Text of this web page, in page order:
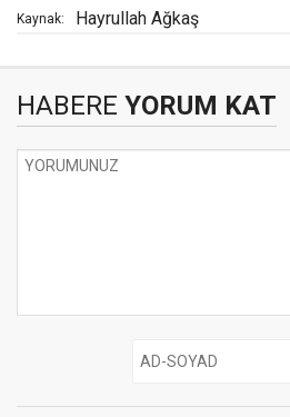
Kaynak: Hayrullah Ağkaş
HABERE YORUM KAT